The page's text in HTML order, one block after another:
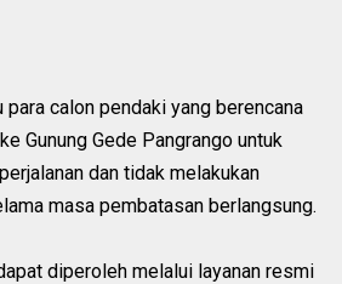
para calon pendaki yang berencana
Gunung Gede Pangrango untuk
dan tidak melakukan
masa pembatasan berlangsung.
diperoleh melalui layanan resmi